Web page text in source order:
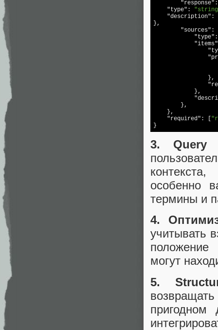
"response"
"type" :
"description" :
},
"sources" :
"type"
"items"
                },
            },
        },
    },
"required" : [
}
3. Query
особенно
термины и
4.
учитывать
положение
могут
5.
пригодном